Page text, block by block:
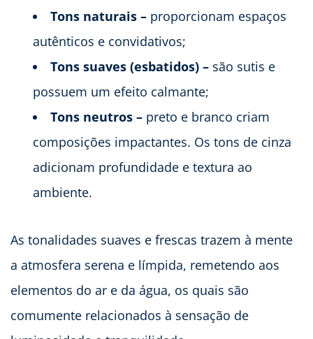
Tons naturais – proporcionam espaços
autênticos e convidativos;
Tons suaves (esbatidos) – são sutis e
possuem um efeito calmante;
Tons neutros – preto e branco criam
composições impactantes. Os tons de cinza
adicionam profundidade e textura ao
ambiente.
As tonalidades suaves e frescas trazem à mente
a atmosfera serena e límpida, remetendo aos
elementos do ar e da água, os quais são
comumente relacionados à sensação de